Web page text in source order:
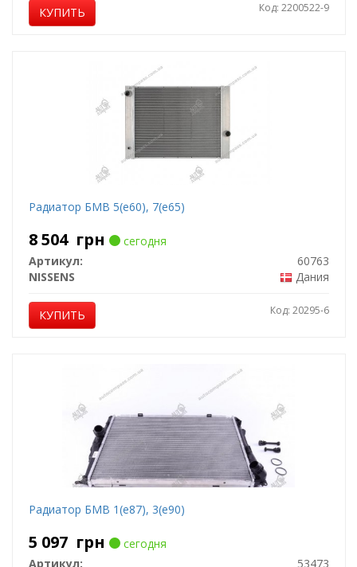
КУПИТЬ Код: 2200522-9
Радиатор БМВ 5(е60), 7(е65)
8 504 грн
сегодня
Артикул:
60763
NISSENS
Дания
КУПИТЬ Код: 20295-6
Радиатор БМВ 1(е87), 3(е90)
5 097 грн
сегодня
Артикул:
53473